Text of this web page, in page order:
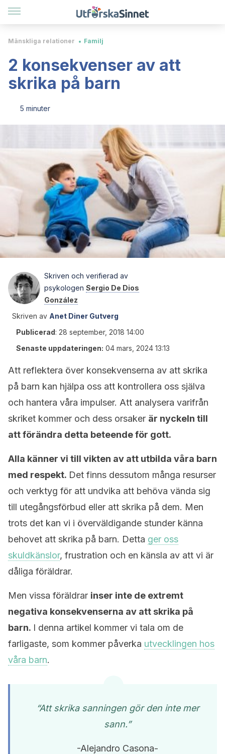
Mänskliga relationer Familj
2 konsekvenser av att
skrika på barn
5 minuter
Skriven och verifierad av
psykologen Sergio De Dios
González
Skriven av Anet Diner Gutverg
Publicerad: 28 september, 2018 14:00
Senaste uppdateringen: 04 mars, 2024 13:13
Att reflektera över konsekvenserna av att skrika
på barn kan hjälpa oss att kontrollera oss själva
och hantera våra impulser. Att analysera varifrån
skriket kommer och dess orsaker är nyckeln till
att förändra detta beteende för gott.
Alla känner vi till vikten av att utbilda våra barn
med respekt. Det finns dessutom många resurser
och verktyg för att undvika att behöva vända sig
till utegångsförbud eller att skrika på dem. Men
trots det kan vi i överväldigande stunder känna
behovet att skrika på barn. Detta ger oss
skuldkänslor, frustration och en känsla av att vi är
dåliga föräldrar.
Men vissa föräldrar inser inte de extremt
negativa konsekvenserna av att skrika på
barn. I denna artikel kommer vi tala om de
farligaste, som kommer påverka utvecklingen hos
våra barn.
“Att skrika sanningen gör den inte mer
sann.”
-Alejandro Casona-